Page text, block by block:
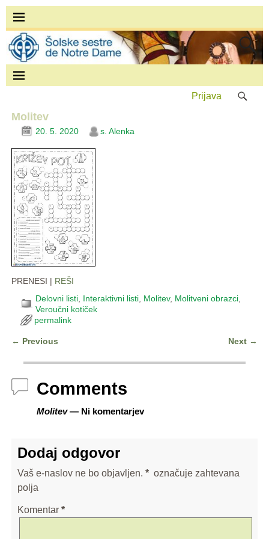
Prijava
Molitev
20. 5. 2020 s. Alenka
PRENESI | REŠI
Delovni listi, Interaktivni listi, Molitev, Molitveni obrazci,
Veroučni kotiček
permalink
← Previous Next →
Comments
Molitev— Ni komentarjev
Dodaj odgovor
Vaš e-naslov ne bo objavljen. * označuje zahtevana
polja
Komentar *